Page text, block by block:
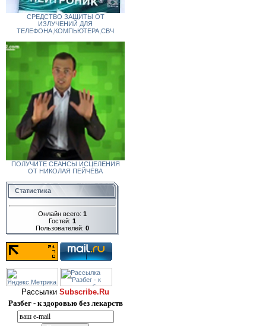
СРЕДСТВО ЗАЩИТЫ ОТ
ИЗЛУЧЕНИЙ ДЛЯ
ТЕЛЕФОНА,КОМПЬЮТЕРА,СВЧ
ПОЛУЧИТЕ СЕАНСЫ ИСЦЕЛЕНИЯ
ОТ НИКОЛАЯ ПЕЙЧЕВА
Статистика
Онлайн всего: 1
Гостей: 1
Пользователей: 0
Рассылки Subscribe.Ru
Разбег - к здоровью без лекарств